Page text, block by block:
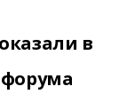
в
форума